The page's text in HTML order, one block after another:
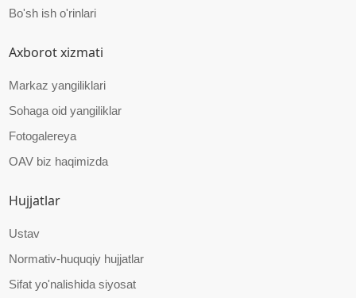
Bo'sh ish o'rinlari
Axborot xizmati
Markaz yangiliklari
Sohaga oid yangiliklar
Fotogalereya
OAV biz haqimizda
Hujjatlar
Ustav
Normativ-huquqiy hujjatlar
Sifat yo'nalishida siyosat